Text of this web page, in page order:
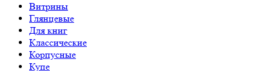
Витрины
Глянцевые
Для книг
Классические
Корпусные
Купе